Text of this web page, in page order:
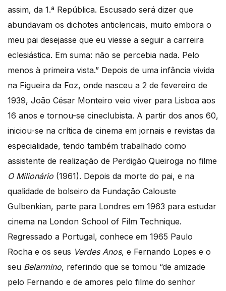
assim, da 1.ª República. Escusado será dizer que
abundavam os dichotes anticlericais, muito embora o
meu pai desejasse que eu viesse a seguir a carreira
eclesiástica. Em suma: não se percebia nada. Pelo
menos à primeira vista.” Depois de uma infância vivida
na Figueira da Foz, onde nasceu a 2 de fevereiro de
1939, João César Monteiro veio viver para Lisboa aos
16 anos e tornou-se cineclubista. A partir dos anos 60,
iniciou-se na crítica de cinema em jornais e revistas da
especialidade, tendo também trabalhado como
assistente de realização de Perdigão Queiroga no filme
O Milionário (1961). Depois da morte do pai, e na
qualidade de bolseiro da Fundação Calouste
Gulbenkian, parte para Londres em 1963 para estudar
cinema na London School of Film Technique.
Regressado a Portugal, conhece em 1965 Paulo
Rocha e os seus Verdes Anos, e Fernando Lopes e o
seu Belarmino, referindo que se tomou “de amizade
pelo Fernando e de amores pelo filme do senhor